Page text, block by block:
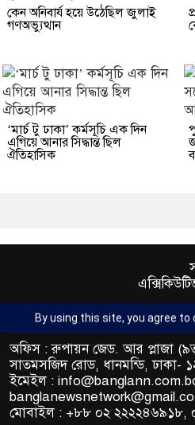
কেন অনিবার্য হয়ে উঠেছিল জুলাই
গণঅভ্যুত্থান
‘মার্চ টু ঢাকা’ কর্মসূচি এক দিন
এগিয়ে আনার সিদ্ধান্ত ছিল
ঐতিহাসিক
অফিস : রুপায়ন জেড. আর প্লাজা
সাতমসজিদ রোড, ধানমন্ডি, ঢাকা-
ইমেইল :
মোবাইল : +৮৮ ০২ ২২২২৪৬৯১৮,
By using this site, you agree to